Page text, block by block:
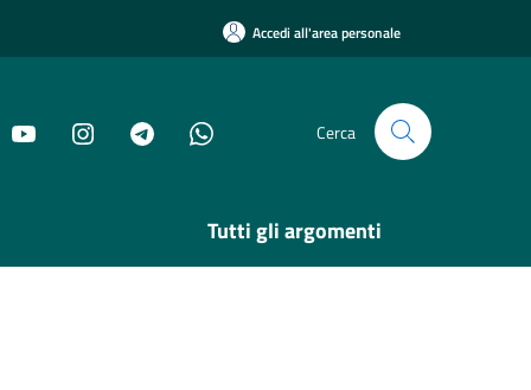
Accedi all'area personale
Cerca
Tutti gli argomenti